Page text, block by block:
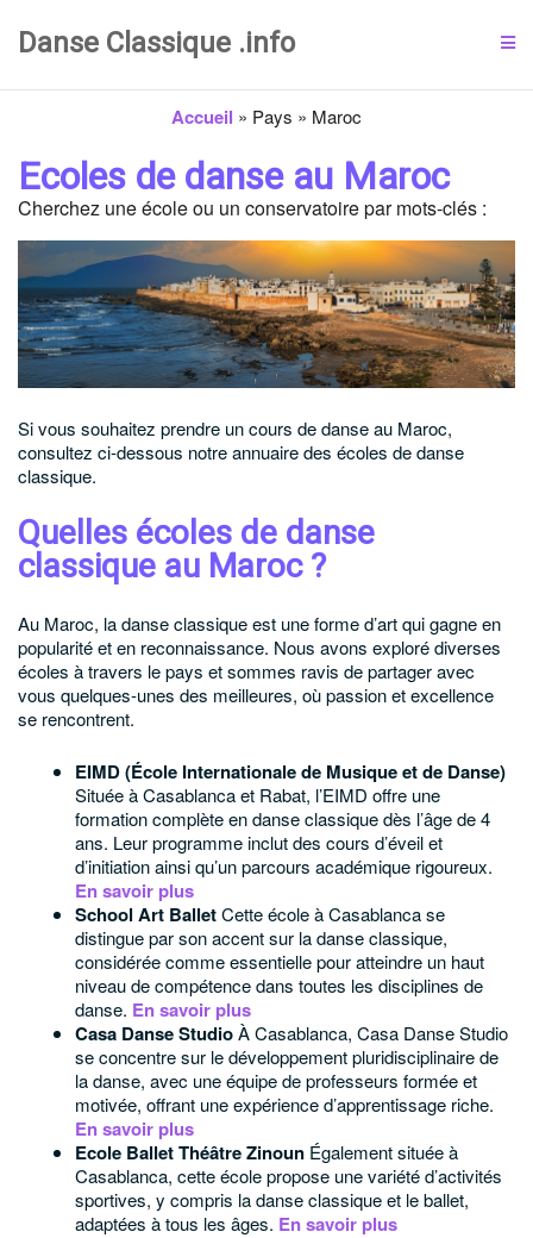
Danse Classique .info
Accueil » Pays » Maroc
Ecoles de danse au Maroc
Cherchez une école ou un conservatoire par mots-clés :
Si vous souhaitez prendre un cours de danse au Maroc,
consultez ci-dessous notre annuaire des écoles de danse
classique.
Quelles écoles de danse
classique au Maroc ?
Au Maroc, la danse classique est une forme d’art qui gagne en
popularité et en reconnaissance. Nous avons exploré diverses
écoles à travers le pays et sommes ravis de partager avec
vous quelques-unes des meilleures, où passion et excellence
se rencontrent.
EIMD (École Internationale de Musique et de Danse)
Située à Casablanca et Rabat, l’EIMD offre une
formation complète en danse classique dès l’âge de 4
ans. Leur programme inclut des cours d’éveil et
d’initiation ainsi qu’un parcours académique rigoureux.
En savoir plus
School Art BalletCette école à Casablanca se
distingue par son accent sur la danse classique,
considérée comme essentielle pour atteindre un haut
niveau de compétence dans toutes les disciplines de
danse. En savoir plus
Casa Danse StudioÀ Casablanca, Casa Danse Studio
se concentre sur le développement pluridisciplinaire de
la danse, avec une équipe de professeurs formée et
motivée, offrant une expérience d’apprentissage riche.
En savoir plus
Ecole Ballet Théâtre Zinoun Également située à
Casablanca, cette école propose une variété d’activités
sportives, y compris la danse classique et le ballet,
adaptées à tous les âges. En savoir plus